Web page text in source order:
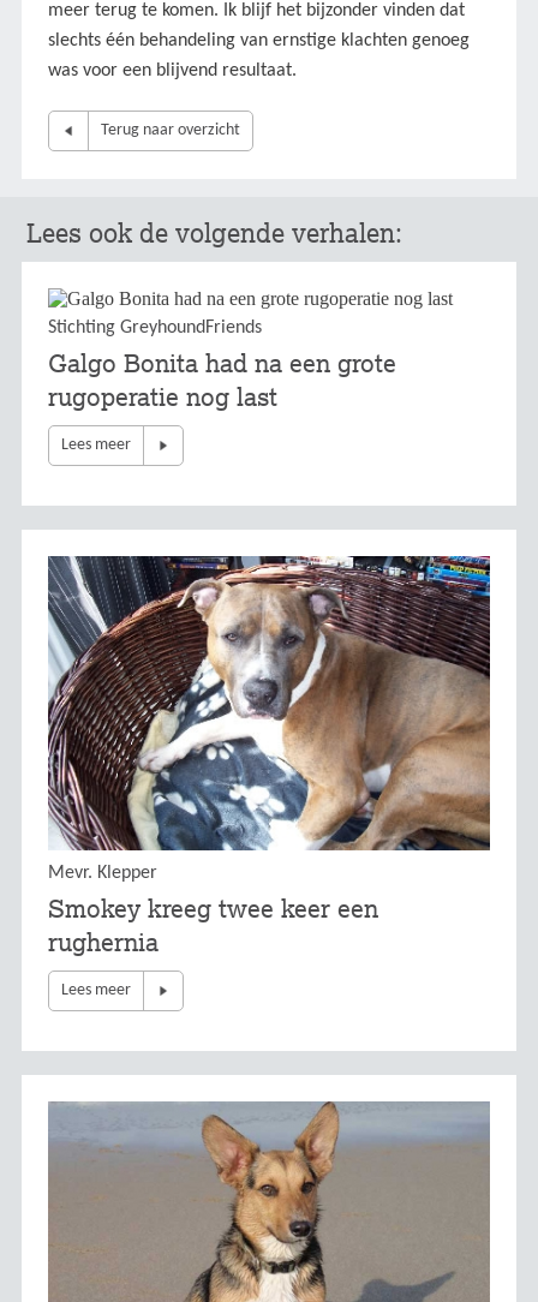
meer terug te komen. Ik blijf het bijzonder vinden dat
slechts één behandeling van ernstige klachten genoeg
was voor een blijvend resultaat.
Terug naar overzicht
Lees ook de volgende verhalen:
Stichting GreyhoundFriends
Galgo Bonita had na een grote
rugoperatie nog last
Lees meer
Mevr. Klepper
Smokey kreeg twee keer een
rughernia
Lees meer